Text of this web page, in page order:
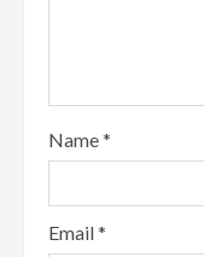
Name*
Email*